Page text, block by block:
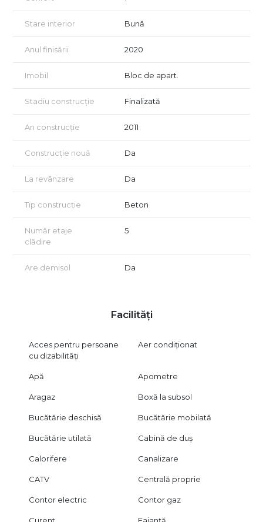
Stare interior Bună
Anul finisării 2020
Imobil Bloc de apart.
Stadiu construcție Finalizată
An construcție 2011
Construcție nouă Da
La revânzare Da
Tip construcție Beton
Număr etaje
clădire
5
Are demisol Da
Facilități
Acces pentru persoane
cu dizabilități
Aer condiționat
Apă Apometre
Aragaz Boxă la subsol
Bucătărie deschisă Bucătărie mobilată
Bucătărie utilată Cabină de duș
Calorifere Canalizare
CATV Centrală proprie
Contor electric Contor gaz